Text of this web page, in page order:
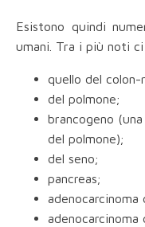
Esistono quindi
umani. Tra i più noti ci
quello del
del polmone;
brancogeno
del polmone);
del seno;
pancreas;
adenocarcinoma